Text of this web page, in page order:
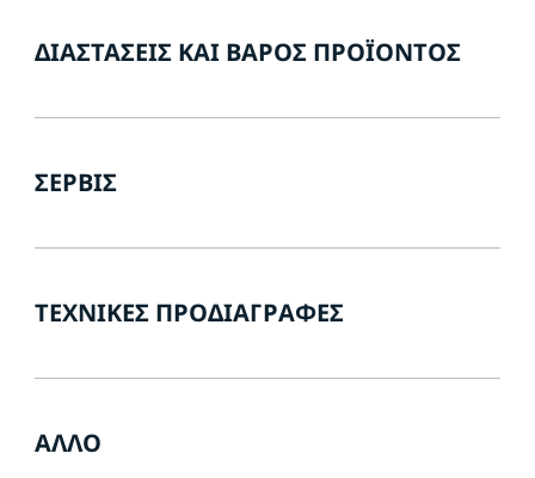
ΔΙΑΣΤΆΣΕΙΣ ΚΑΙ ΒΆΡΟΣ ΠΡΟΪΌΝΤΟΣ
ΣΈΡΒΙΣ
ΤΕΧΝΙΚΈΣ ΠΡΟΔΙΑΓΡΑΦΈΣ
ΆΛΛΟ